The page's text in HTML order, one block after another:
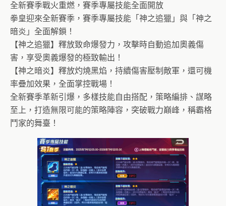
全新賽季戰火重燃，賽季專屬技能全面開放
拳皇迎來全新賽季，賽季專屬技能「神之追獵」與「神之
暗炎」全面解鎖！
【神之追獵】釋放致命爆發力，攻擊時自動追加奧義傷
害，享受奧義爆發的極致輸出！
【神之暗炎】釋放灼燒黑焰，持續傷害壓制敵軍，還可機
率疊加效果，全面掌控戰場！
全新賽季革新引爆，多樣技能自由搭配，策略編排、謀略
至上，打造無限可能的策略陣容，突破戰力巔峰，稱霸格
鬥家的舞臺！